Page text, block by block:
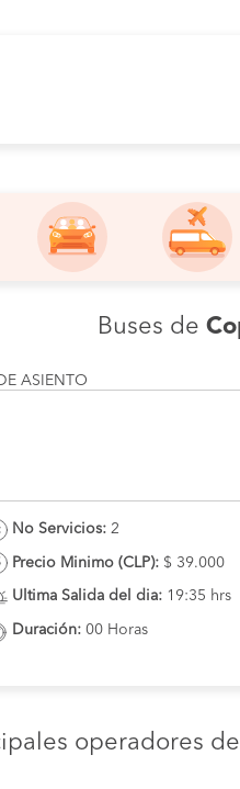
Buses de
ASIENTO
No Servicios: 2
Precio Minimo (CLP): $ 39.000
Ultima Salida del dia: 19:35 hrs
Duración: 00 Horas
operadores de